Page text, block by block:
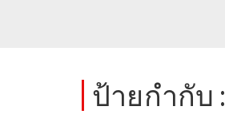
ป้ายกำกับ :